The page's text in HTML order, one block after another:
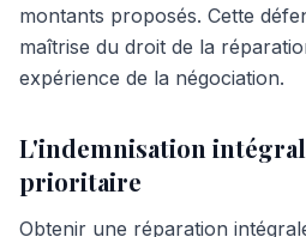
montants proposés. Cette
maîtrise du droit de la
expérience de la négociation.
L'indemnisation
prioritaire
Obtenir une réparation